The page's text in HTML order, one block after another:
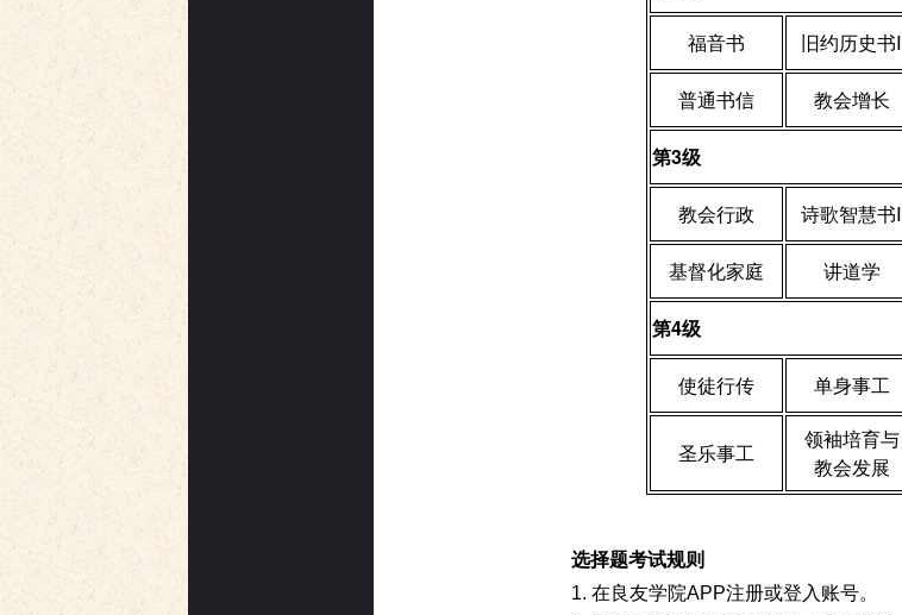
福音书 旧约历史书Ⅰ
普通书信 教会增长
第3级
教会行政 诗歌智慧书Ⅰ
基督化家庭 讲道学
第4级
使徒行传 单身事工
圣乐事工
领袖培育与
教会发展
选择题考试规则
1. 在良友学院APP注册或登入账号。